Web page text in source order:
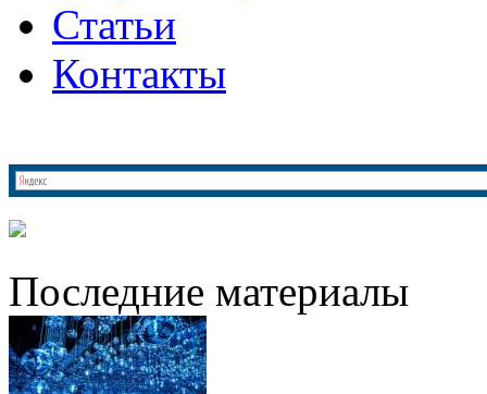
Статьи
Контакты
Последние материалы